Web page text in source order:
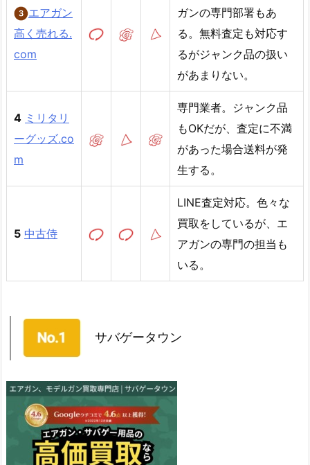
エアガン
高く売れる.
com
ガンの専門部署もあ
る。無料査定も対応す
るがジャンク品の扱い
があまりない。
4 ミリタリ
ーグッズ.co
m
専門業者。ジャンク品
もOKだが、査定に不満
があった場合送料が発
生する。
5 中古侍
LINE査定対応。色々な
買取をしているが、エ
アガンの専門の担当も
いる。
サバゲータウン